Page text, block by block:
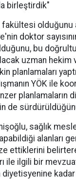
birleştirdik"
fakültesi olduğunu
doktor
bu
uzman hekim
planlamaları
YÖK ile
planlamaların
de
sağlık
alanları
ettiklerini
ile ilgili bir mevzuat